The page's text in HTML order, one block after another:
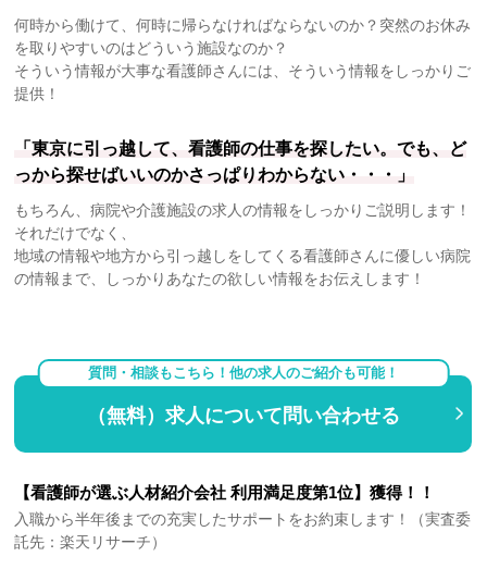
何時から働けて、何時に帰らなければならないのか？突然のお休み
を取りやすいのはどういう施設なのか？
そういう情報が大事な看護師さんには、そういう情報をしっかりご
提供！
「東京に引っ越して、看護師の仕事を探したい。でも、ど
っから探せばいいのかさっぱりわからない・・・」
もちろん、病院や介護施設の求人の情報をしっかりご説明します！
それだけでなく、
地域の情報や地方から引っ越しをしてくる看護師さんに優しい病院
の情報まで、しっかりあなたの欲しい情報をお伝えします！
質問・相談もこちら！他の求人のご紹介も可能！
（無料）求人について問い合わせる
【看護師が選ぶ人材紹介会社 利用満足度第1位】獲得！！
入職から半年後までの充実したサポートをお約束します！（実査委
託先：楽天リサーチ）